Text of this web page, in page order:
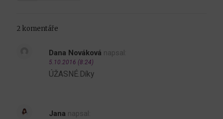
2 komentáře
Dana Nováková napsal:
5.10.2016 (8:24)
ÚŽASNÉ.Díky
Jana napsal: